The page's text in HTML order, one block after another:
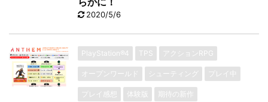
2020/5/6
PlayStation®4 TPS アクションRPG
オープンワールド シューティング プレイ中
プレイ感想 体験版 期待の新作